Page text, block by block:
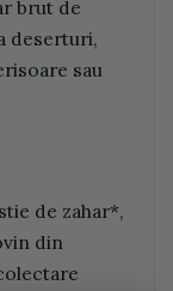
brut de
deserturi,
sau
de zahar*,
din